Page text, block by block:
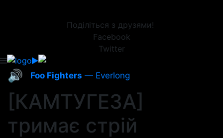
Поділіться з друзями!
Facebook
Twitter
🔊 Foo Fighters — Everlong
[КАМТУГЕЗА]
тримає стрій